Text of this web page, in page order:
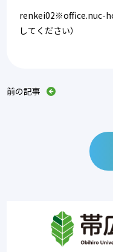
renkei02※office.nuc-
してください）
前の記事